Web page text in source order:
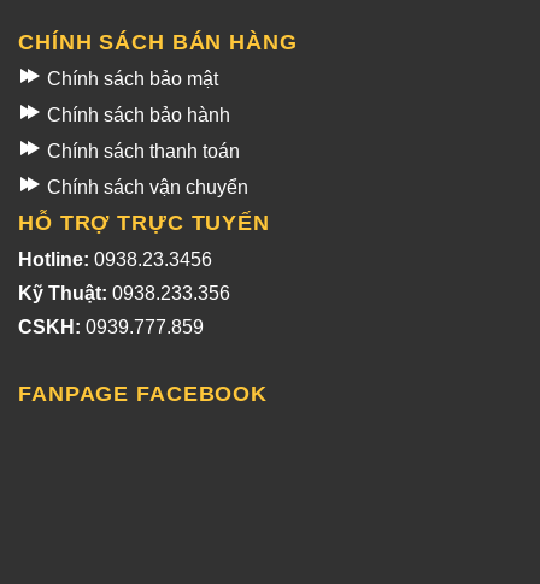
CHÍNH SÁCH BÁN HÀNG
Chính sách bảo mật
Chính sách bảo hành
Chính sách thanh toán
Chính sách vận chuyển
HỖ TRỢ TRỰC TUYẾN
Hotline: 0938.23.3456
Kỹ Thuật: 0938.233.356
CSKH: 0939.777.859
FANPAGE FACEBOOK